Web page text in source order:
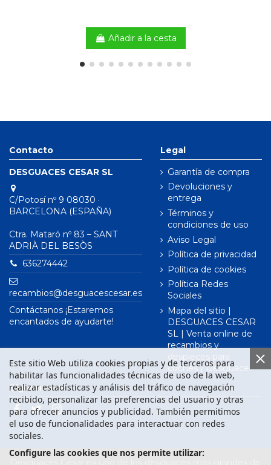
Añadir a la cesta
Contacto
DESGUACES CESAR SL
C/Potosí nº 9 08030 ·
BARCELONA (ESPAÑA)
Ctra. Mataró nº 83 – SANT
ADRIÀ DEL BESÒS
636274442
recambios@desguacescesar.es
Contáctanos ¡Estaremos
encantados de ayudarte!
Legal
Garantía de compra
Devoluciones y
entrega
Términos y
condiciones de uso
Aviso Legal
Política de privacidad
Política de cookies
Política Redes
Sociales
Mapa del sitio |
DESGUACES CESAR
SL | Venta online de
recambios y
despieces para
coches | Desguace
Este sitio Web utiliza cookies propias y de terceros para
habilitar las funcionalidades técnicas de uso de la web,
realizar estadísticas y análisis del tráfico de navegación
recibido, personalizar las preferencias del usuario y otras
para ofrecer anuncios y publicidad. También permitimos
el uso de funcionalidades para interactuar con redes
sociales.
Configure las cookies que nos permite utilizar:
Síguenos en